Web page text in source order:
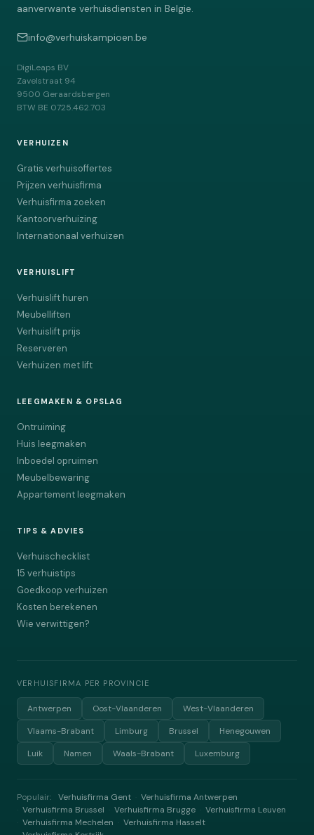
aanverwante verhuisdiensten in Belgie.
info@verhuiskampioen.be
DigiLeaps BV
Zavelstraat 94
9500 Geraardsbergen
BTW BE 0725.462.703
VERHUIZEN
Gratis verhuisoffertes
Prijzen verhuisfirma
Verhuisfirma zoeken
Kantoorverhuizing
Internationaal verhuizen
VERHUISLIFT
Verhuislift huren
Meubelliften
Verhuislift prijs
Reserveren
Verhuizen met lift
LEEGMAKEN & OPSLAG
Ontruiming
Huis leegmaken
Inboedel opruimen
Meubelbewaring
Appartement leegmaken
TIPS & ADVIES
Verhuischecklist
15 verhuistips
Goedkoop verhuizen
Kosten berekenen
Wie verwittigen?
VERHUISFIRMA PER PROVINCIE
Antwerpen Oost-Vlaanderen
West-Vlaanderen
Vlaams-Brabant
Limburg Brussel
Henegouwen
Luik
Namen Waals-Brabant Luxemburg
Populair: Verhuisfirma Gent Verhuisfirma Antwerpen
Verhuisfirma Brussel Verhuisfirma Brugge Verhuisfirma Leuven
Verhuisfirma Mechelen Verhuisfirma Hasselt